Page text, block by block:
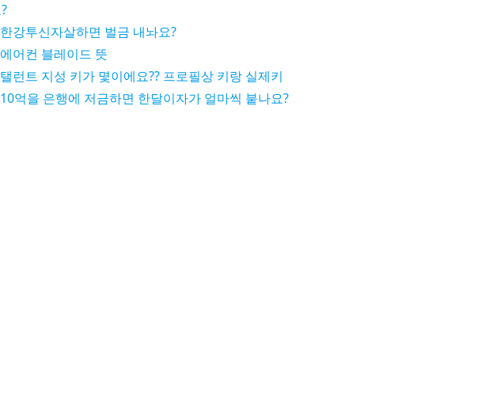
한강투신자살하면 벌금 내놔요?
에어컨 블레이드 뜻
탤런트 지성 키가 몇이에요?? 프로필상 키랑 실제키
10억을 은행에 저금하면 한달이자가 얼마씩 붙나요?